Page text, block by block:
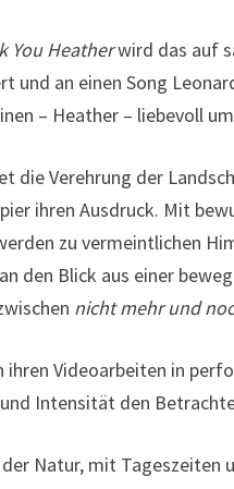
You Heatherwird das auf
und an einen Song
– Heather – liebevoll
die Verehrung der
ihren Ausdruck. Mit
zu vermeintlichen
den Blick aus einer
nicht mehr und
Videoarbeiten in
Intensität den
Natur, mit Tageszeiten